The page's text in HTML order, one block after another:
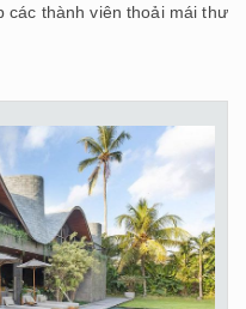
các thành viên thoải mái thư